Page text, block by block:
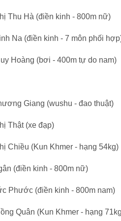
Thu Hà (điền kinh - 800m nữ)
Na (điền kinh - 7 môn phối
Hoàng (bơi - 400m tự do nam)
Giang (wushu - đao thuật)
Thật (xe đạp)
Chiều (Kun Khmer - hạng 54kg)
(điền kinh - 800m nữ)
Phước (điền kinh - 800m nam)
Quân (Kun Khmer - hạng